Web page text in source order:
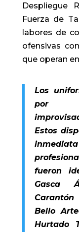
Despliegue
Fuerza de
labores de
ofensivas
que operan
Los
por
Estos
fueron
Gasca
Bello
Hurtado